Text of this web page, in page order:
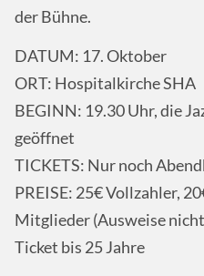
der Bühne.
DATUM: 17. Oktober
ORT: Hospitalkirche SHA
BEGINN: 19.30 Uhr, die
geöffnet
TICKETS: Nur noch
PREISE: 25€ Vollzahler,
Mitglieder (Ausweise
Ticket bis 25 Jahre